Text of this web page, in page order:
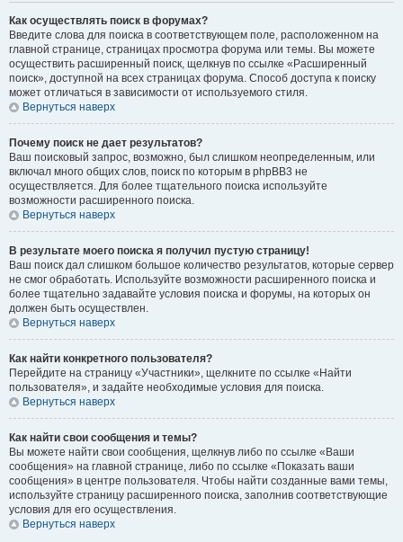
Как осуществлять поиск в форумах?
Введите слова для поиска в соответствующем поле, расположенном на
главной странице, страницах просмотра форума или темы. Вы можете
осуществить расширенный поиск, щелкнув по ссылке «Расширенный
поиск», доступной на всех страницах форума. Способ доступа к поиску
может отличаться в зависимости от используемого стиля.
Вернуться наверх
Почему поиск не дает результатов?
Ваш поисковый запрос, возможно, был слишком неопределенным, или
включал много общих слов, поиск по которым в phpBB3 не
осуществляется. Для более тщательного поиска используйте
возможности расширенного поиска.
Вернуться наверх
В результате моего поиска я получил пустую страницу!
Ваш поиск дал слишком большое количество результатов, которые сервер
не смог обработать. Используйте возможности расширенного поиска и
более тщательно задавайте условия поиска и форумы, на которых он
должен быть осуществлен.
Вернуться наверх
Как найти конкретного пользователя?
Перейдите на страницу «Участники», щелкните по ссылке «Найти
пользователя», и задайте необходимые условия для поиска.
Вернуться наверх
Как найти свои сообщения и темы?
Вы можете найти свои сообщения, щелкнув либо по ссылке «Ваши
сообщения» на главной странице, либо по ссылке «Показать ваши
сообщения» в центре пользователя. Чтобы найти созданные вами темы,
используйте страницу расширенного поиска, заполнив соответствующие
условия для его осуществления.
Вернуться наверх